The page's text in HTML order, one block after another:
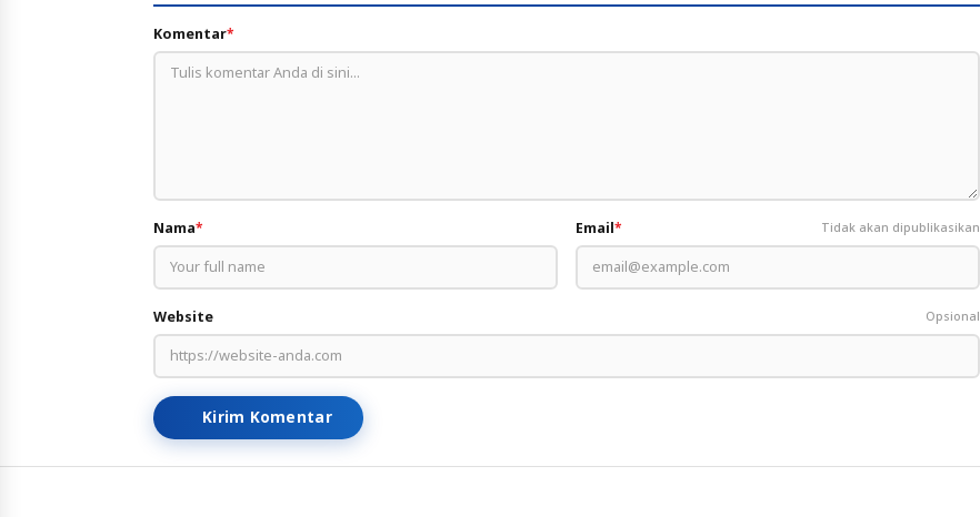
Komentar*
Nama* Email* Tidak akan dipublikasikan
Website Opsional
Kirim Komentar